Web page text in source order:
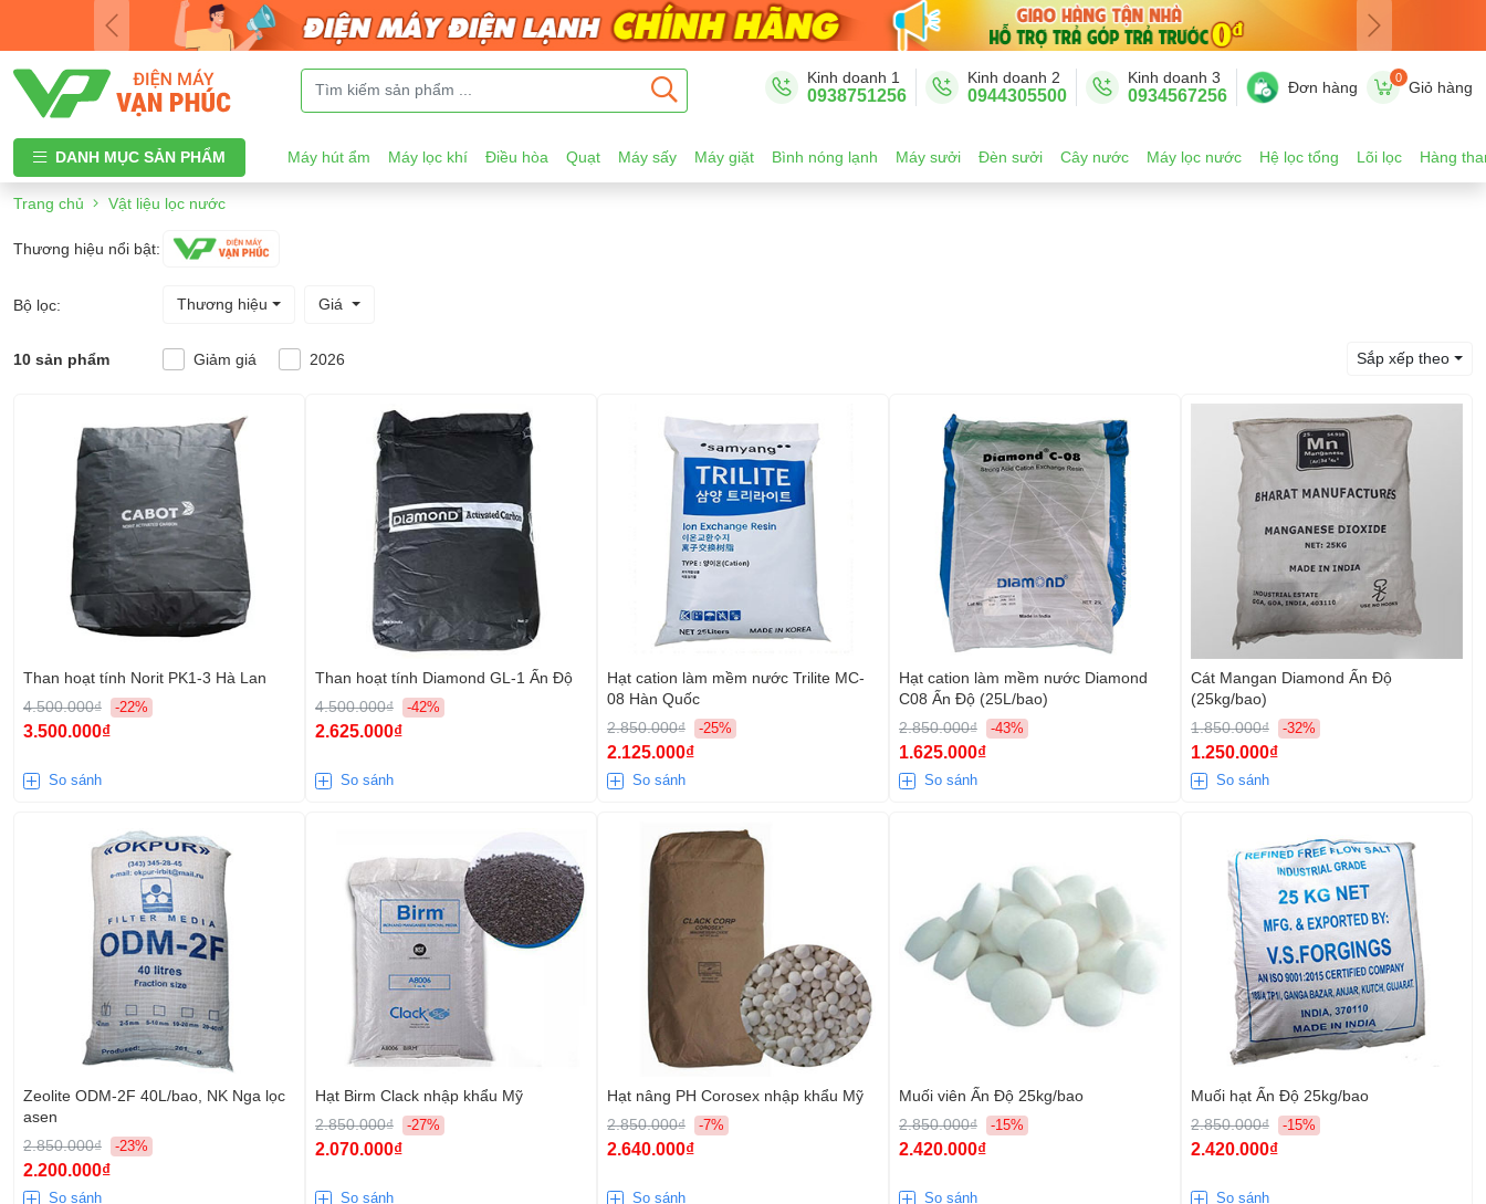
Kinh doanh 1
0938751256
Kinh doanh 2
0944305500
Kinh doanh 3
0934567256 Đơn hàng
0
Giỏ hàng
DANH MỤC SẢN PHẨM Máy hút ẩm Máy lọc khí Điều hòa Quạt Máy sấy Máy giặt Bình nóng lạnh Máy sưởi Đèn sưởi Cây nước Máy lọc nước Hệ lọc tổng Lõi lọc Hàng
Trang chủ Vật liệu lọc nước
Thương hiệu nổi bật:
Bộ lọc: Thương hiệu Giá
Giảm giá 2026
10 sản phẩm Sắp xếp theo
Than hoạt tính Norit PK1-3 Hà Lan
4.500.000₫
-22%
3.500.000₫
So sánh
Than hoạt tính Diamond GL-1 Ấn Độ
4.500.000₫
-42%
2.625.000₫
So sánh
Hạt cation làm mềm nước Trilite MC-
08 Hàn Quốc
2.850.000₫
-25%
2.125.000₫
So sánh
Hạt cation làm mềm nước Diamond
C08 Ấn Độ (25L/bao)
2.850.000₫
-43%
1.625.000₫
So sánh
Cát Mangan Diamond Ấn Độ
(25kg/bao)
1.850.000₫
-32%
1.250.000₫
So sánh
Zeolite ODM-2F 40L/bao, NK Nga lọc
asen
2.850.000₫
-23%
2.200.000₫
So sánh
Hạt Birm Clack nhập khẩu Mỹ
2.850.000₫
-27%
2.070.000₫
So sánh
Hạt nâng PH Corosex nhập khẩu Mỹ
2.850.000₫
-7%
2.640.000₫
So sánh
Muối viên Ấn Độ 25kg/bao
2.850.000₫
-15%
2.420.000₫
So sánh
Muối hạt Ấn Độ 25kg/bao
2.850.000₫
-15%
2.420.000₫
So sánh